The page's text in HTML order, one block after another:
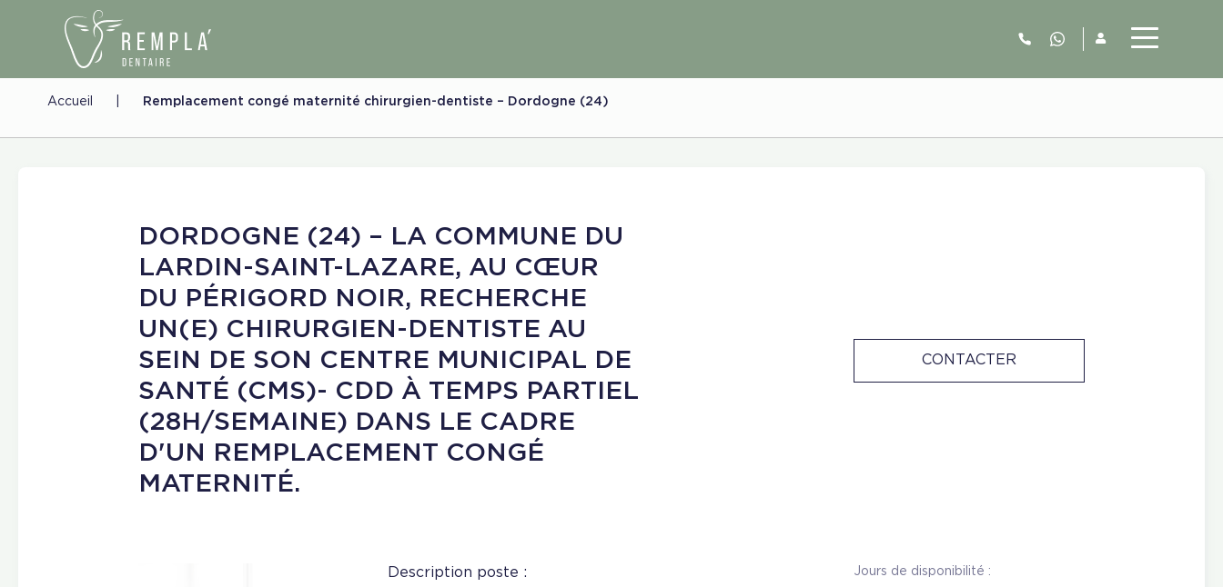
06.52.63.77.73
Accueil Remplacement congé maternité chirurgien-dentiste – Dordogne (24)
DORDOGNE (24) – LA COMMUNE DU
LARDIN-SAINT-LAZARE, AU CŒUR
DU PÉRIGORD NOIR, RECHERCHE
UN(E) CHIRURGIEN-DENTISTE AU
SEIN DE SON CENTRE MUNICIPAL DE
SANTÉ (CMS)- CDD À TEMPS PARTIEL
(28H/SEMAINE) DANS LE CADRE
D'UN REMPLACEMENT CONGÉ
MATERNITÉ.
CONTACTER
Description poste : Jours de disponibilité :